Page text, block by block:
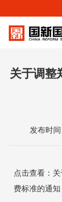
关于调整
发布时间
点击查看：
费标准的通知